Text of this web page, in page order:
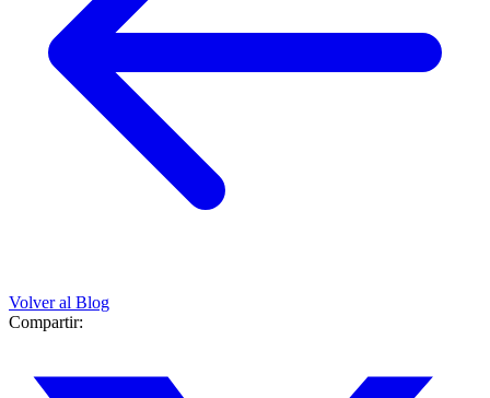
Volver al Blog
Compartir: